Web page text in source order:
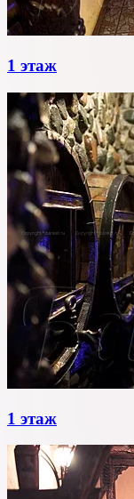
1 этаж
1 этаж